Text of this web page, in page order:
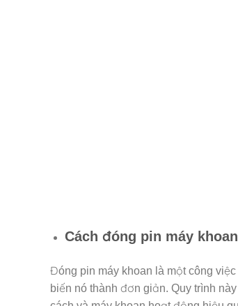
Cách đóng pin máy
Đóng pin máy khoan là một công
biến nó thành đơn giản. Quy trình